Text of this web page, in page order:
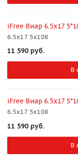
iFree Виар 6.5x17
6.5x17 5x108
11 590 руб.
В
iFree Виар 6.5x17
6.5x17 5x108
11 590 руб.
В